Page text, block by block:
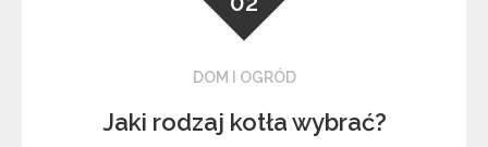
DOM I OGRÓD
Jaki rodzaj kotła wybrać?